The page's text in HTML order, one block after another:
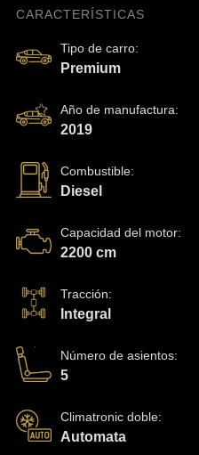
CARACTERÍSTICAS
Tipo de carro:
Premium
Año de manufactura:
2019
Combustible:
Diesel
Capacidad del motor:
2200 cm
Tracción:
Integral
Número de asientos:
5
Climatronic doble:
Automata